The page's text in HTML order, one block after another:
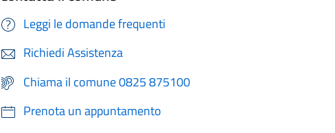
Leggi le domande frequenti
Richiedi Assistenza
Chiama il comune 0825 875100
Prenota un appuntamento